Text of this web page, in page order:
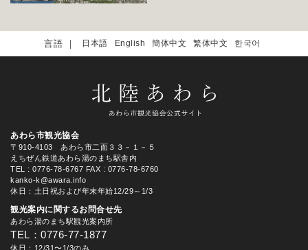
日本語 English 簡体中文 繁体中文 한국어
あわら市観光協会
〒910-4103 あわら市二面３３－１－５
えちぜん鉄道あわら湯のまち駅舎内
TEL
: 0776-78-6767 FAX : 0776-78-6760
kanko-k@awara.info
休日：土日祝および年末年始12/29～1/3
観光案内に関するお問合せ先
あわら湯のまち駅観光案内所
TEL：0776-77-1877
休日：12/31〜1/3のみ